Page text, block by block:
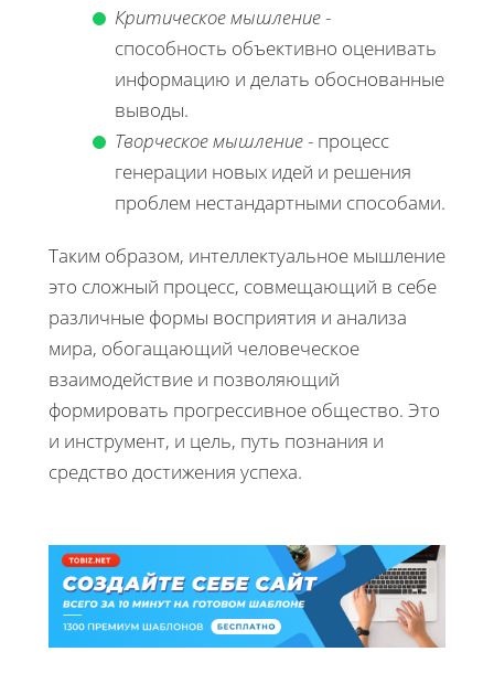
Критическое мышление-
способность объективно оценивать
информацию и делать обоснованные
выводы.
Творческое мышление- процесс
генерации новых идей и решения
проблем нестандартными способами.
Таким образом, интеллектуальное мышление
это сложный процесс, совмещающий в себе
различные формы восприятия и анализа
мира, обогащающий человеческое
взаимодействие и позволяющий
формировать прогрессивное общество. Это
и инструмент, и цель, путь познания и
средство достижения успеха.